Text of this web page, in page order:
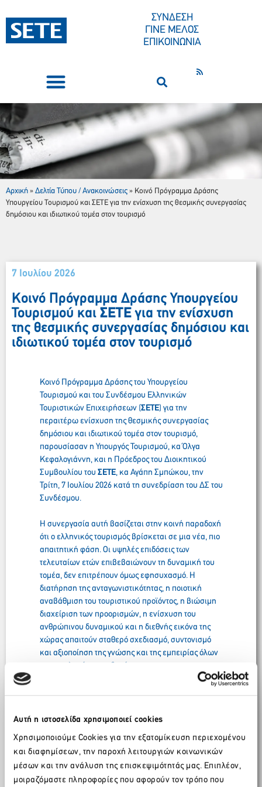
Αυτή η ιστοσελίδα χρησιμοποιεί cookies
Χρησιμοποιούμε Cookies για την εξατομίκευση περιεχομένου
και διαφημίσεων, την παροχή λειτουργιών κοινωνικών
μέσων και την ανάλυση της επισκεψιμότητάς μας. Επιπλέον,
μοιραζόμαστε πληροφορίες που αφορούν τον τρόπο που
ΣΥΝΔΕΣΗ
ΓΙΝΕ ΜΕΛΟΣ
ΕΠΙΚΟΙΝΩΝΙΑ
Αρχική » Δελτία Τύπου / Ανακοινώσεις » Κοινό Πρόγραμμα Δράσης
Υπουργείου Τουρισμού και ΣΕΤΕ για την ενίσχυση της θεσμικής συνεργασίας
δημόσιου και ιδιωτικού τομέα στον τουρισμό
7 Ιουλίου 2026
Κοινό Πρόγραμμα Δράσης Υπουργείου
Τουρισμού και ΣΕΤΕ για την ενίσχυση
της θεσμικής συνεργασίας δημόσιου και
ιδιωτικού τομέα στον τουρισμό
Κοινό Πρόγραμμα Δράσης του Υπουργείου
Τουρισμού και του Συνδέσμου Ελληνικών
Τουριστικών Επιχειρήσεων (ΣΕΤΕ) για την
περαιτέρω ενίσχυση της θεσμικής συνεργασίας
δημόσιου και ιδιωτικού τομέα στον τουρισμό,
παρουσίασαν η Υπουργός Τουρισμού, κα Όλγα
Κεφαλογιάννη, και η Πρόεδρος του Διοικητικού
Συμβουλίου του ΣΕΤΕ, κα Αγάπη Σμπώκου, την
Τρίτη, 7 Ιουλίου 2026 κατά τη συνεδρίαση του ΔΣ του
Συνδέσμου.
Η συνεργασία αυτή βασίζεται στην κοινή παραδοχή
ότι ο ελληνικός τουρισμός βρίσκεται σε μια νέα, πιο
απαιτητική φάση. Οι υψηλές επιδόσεις των
τελευταίων ετών επιβεβαιώνουν τη δυναμική του
τομέα, δεν επιτρέπουν όμως εφησυχασμό. Η
διατήρηση της ανταγωνιστικότητας, η ποιοτική
αναβάθμιση του τουριστικού προϊόντος, η βιώσιμη
διαχείριση των προορισμών, η ενίσχυση του
ανθρώπινου δυναμικού και η διεθνής εικόνα της
χώρας απαιτούν σταθερό σχεδιασμό, συντονισμό
και αξιοποίηση της γνώσης και της εμπειρίας όλων
μπορούν να συνδεθούν τα έργα και οι
Ελληνικού Οργανισμού Τουρισμού με την
τεχνογνωσία, τα δεδομένα, τα εργαλεία και την
εμπειρία τουΣΕΤΕ , του ΙΝΣΕΤΕ και της Marketing
Greece.